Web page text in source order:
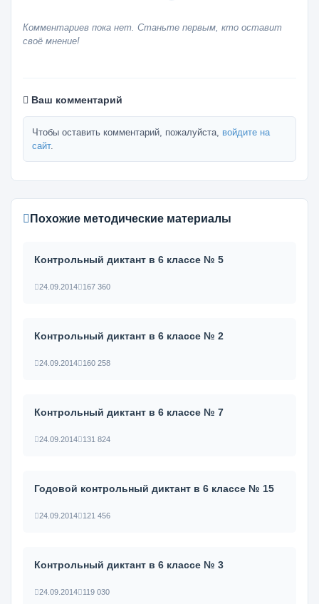
Комментариев пока нет. Станьте первым, кто оставит
своё мнение!
Ваш комментарий
Чтобы оставить комментарий, пожалуйста, войдите на
сайт.
Похожие методические материалы
Контрольный диктант в 6 классе № 5
24.09.2014 167 360
Контрольный диктант в 6 классе № 2
24.09.2014 160 258
Контрольный диктант в 6 классе № 7
24.09.2014 131 824
Годовой контрольный диктант в 6 классе № 15
24.09.2014 121 456
Контрольный диктант в 6 классе № 3
24.09.2014 119 030